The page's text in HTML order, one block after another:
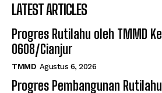
LATEST ARTICLES
Progres Rutilahu oleh TMMD
0608/Cianjur
TMMD Agustus 6, 2026
Progres Pembangunan